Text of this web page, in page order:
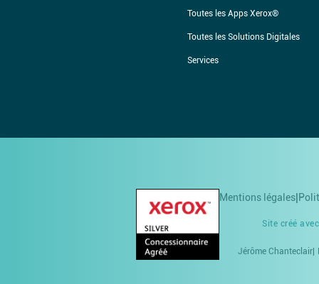
Toutes les Apps Xerox®
Toutes les Solutions Digitales
Services
Mentions légales
Site créé
Jérôme Chanteclair